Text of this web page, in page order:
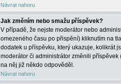
Návrat nahoru
Jak změním nebo smažu příspěvek?
V případě, že nejste moderátor nebo
omezeného času po přispění) kliknutím na
dodatek u příspěvku, který ukazuje, kolikrát
moderátor či administrátor změnili
na něj již někdo odpověděl.
Návrat nahoru